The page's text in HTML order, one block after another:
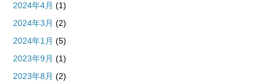
2024年4月 (1)
2024年3月 (2)
2024年1月 (5)
2023年9月 (1)
2023年8月 (2)